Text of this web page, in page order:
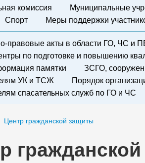
комиссия
Муниципальные
Спорт Меры поддержки
правовые акты в области ГО, ЧС и
по подготовке и повышению
памятки
ЗСГО,
УК и ТСЖ
Порядок
спасательных служб по ГО и ЧС
Центр гражданской защиты